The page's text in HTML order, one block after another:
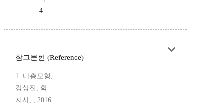
4
참고문헌 (Reference)
1. 다층모형,
강상진, 학
지사, , 2016